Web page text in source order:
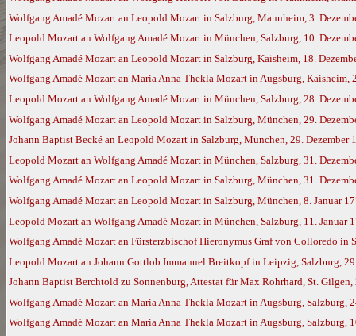
Wolfgang Amadé Mozart an Leopold Mozart in Salzburg, Mannheim, 3.
Leopold Mozart an Wolfgang Amadé Mozart in München, Salzburg, 10.
Wolfgang Amadé Mozart an Leopold Mozart in Salzburg, Kaisheim, 18.
Wolfgang Amadé Mozart an Maria Anna Thekla Mozart in Augsburg, Kaisheim,
Leopold Mozart an Wolfgang Amadé Mozart in München, Salzburg, 28.
Wolfgang Amadé Mozart an Leopold Mozart in Salzburg, München, 29.
Johann Baptist Becké an Leopold Mozart in Salzburg, München, 29. Dezember
Leopold Mozart an Wolfgang Amadé Mozart in München, Salzburg, 31.
Wolfgang Amadé Mozart an Leopold Mozart in Salzburg, München, 31.
Wolfgang Amadé Mozart an Leopold Mozart in Salzburg, München, 8. Januar
Leopold Mozart an Wolfgang Amadé Mozart in München, Salzburg, 11. Januar
Wolfgang Amadé Mozart an Fürsterzbischof Hieronymus Graf von Colloredo in
Leopold Mozart an Johann Gottlob Immanuel Breitkopf in Leipzig, Salzburg,
Johann Baptist Berchtold zu Sonnenburg, Attestat für Max Rohrhard, St.
Wolfgang Amadé Mozart an Maria Anna Thekla Mozart in Augsburg, Salzburg,
Wolfgang Amadé Mozart an Maria Anna Thekla Mozart in Augsburg, Salzburg,